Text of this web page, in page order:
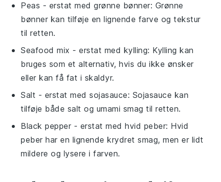
Peas - erstat medgrønne bønner: Grønne
bønner kan tilføje en lignende farve og tekstur
til retten.
Seafood mix - erstat med kylling: Kylling kan
bruges som et alternativ, hvis du ikke ønsker
eller kan få fat i skaldyr.
Salt - erstat medsojasauce: Sojasauce kan
tilføje både salt og umami smag til retten.
Black pepper - erstat medhvid peber: Hvid
peber har en lignende krydret smag, men er lidt
mildere og lysere i farven.